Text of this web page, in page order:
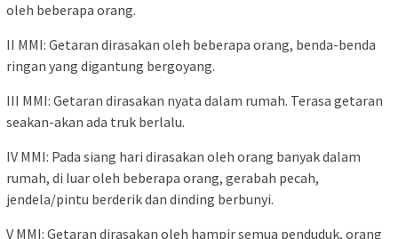
oleh beberapa orang.
II MMI: Getaran dirasakan oleh beberapa orang, benda-benda
ringan yang digantung bergoyang.
III MMI: Getaran dirasakan nyata dalam rumah. Terasa getaran
seakan-akan ada truk berlalu.
IV MMI: Pada siang hari dirasakan oleh orang banyak dalam
rumah, di luar oleh beberapa orang, gerabah pecah,
jendela/pintu berderik dan dinding berbunyi.
V MMI: Getaran dirasakan oleh hampir semua penduduk, orang